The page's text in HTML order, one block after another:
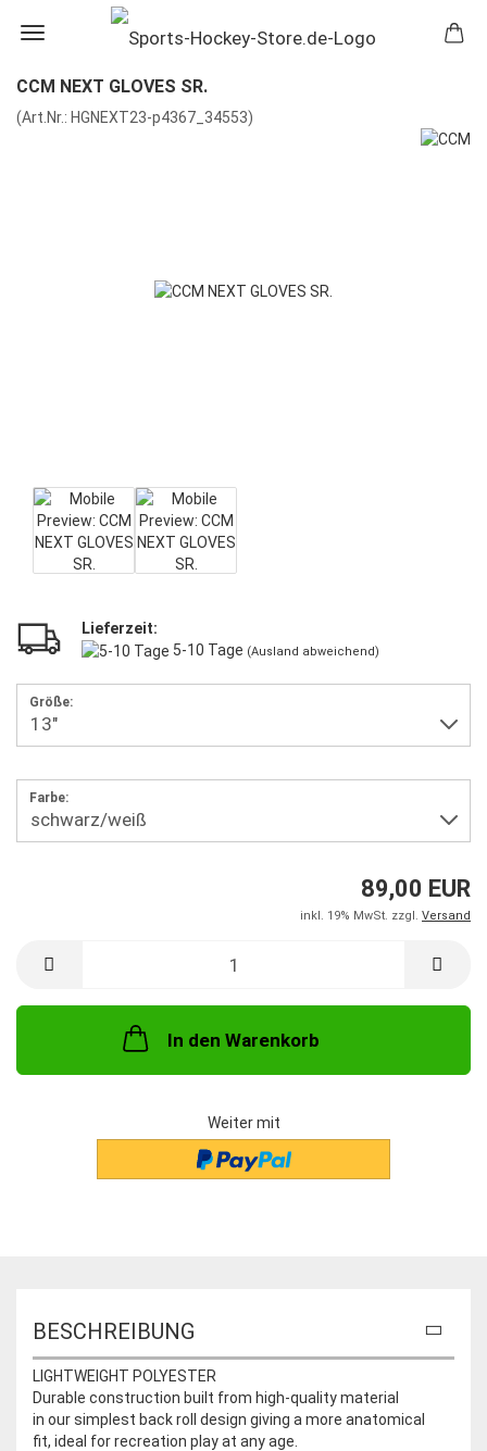
CCM NEXT GLOVES SR.
(Art.Nr.: HGNEXT23-p4367_34553)
Lieferzeit:
5-10 Tage (Ausland abweichend)
Größe:
Farbe:
89,00 EUR
inkl. 19% MwSt. zzgl. Versand
In den Warenkorb
Weiter mit
BESCHREIBUNG
LIGHTWEIGHT POLYESTER
Durable construction built from high-quality material
in our simplest back roll design giving a more anatomical
fit, ideal for recreation play at any age.